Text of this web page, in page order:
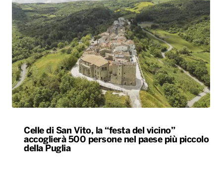
Celle di San Vito, la “festa del vicino”
accoglierà 500 persone nel paese più piccolo
della Puglia